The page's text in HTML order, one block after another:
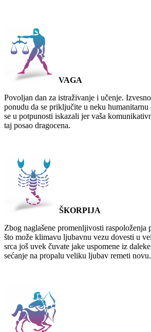
VAGA
Povoljan dan za istraživanje i učenje.
ponudu da se priključite u neku humanitarnu
se u potpunosti iskazali jer vaša
taj posao dragocena.
ŠКORPIJA
Zbog naglašene promenljivosti raspoloženja
što može klimavu ljubavnu vezu dovesti u
srca još uvek čuvate jake uspomene iz
sećanje na propalu veliku ljubav remeti novu.